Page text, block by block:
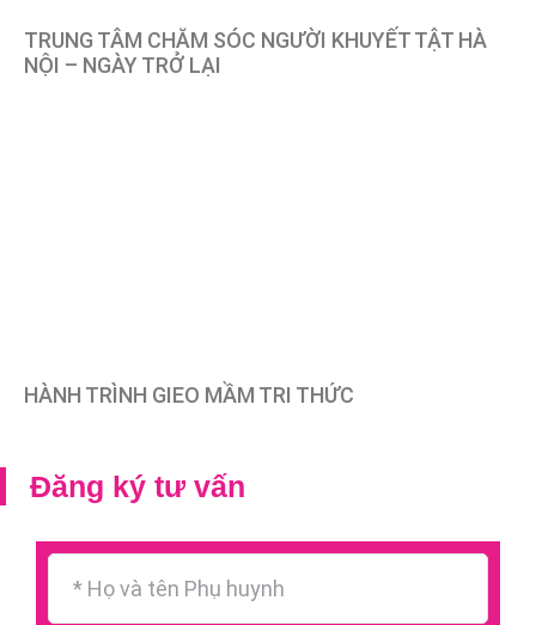
TRUNG TÂM CHĂM SÓC NGƯỜI KHUYẾT TẬT HÀ
NỘI – NGÀY TRỞ LẠI
HÀNH TRÌNH GIEO MẦM TRI THỨC
Đăng ký tư vấn